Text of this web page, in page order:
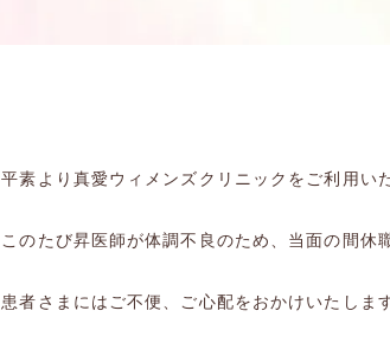
平素より真愛ウィメンズクリニックをご利用い
このたび昇医師が体調不良のため、当面の間休
患者さまにはご不便、ご心配をおかけいたしま